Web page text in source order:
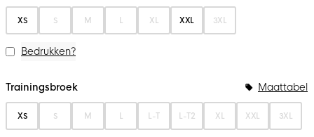
XS S M L XL XXL 3XL
Bedrukken?
Trainingsbroek Maattabel
XS S M L L-T L-T2 XL XXL 3XL